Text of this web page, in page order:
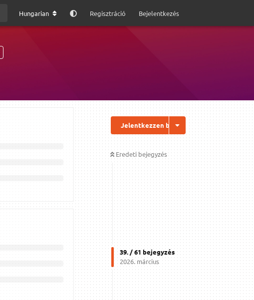
Hungarian Regisztráció Bejelentkezés
Jelentkezzen be a válaszhoz
Eredeti bejegyzés
39. /61bejegyzés
2026. március